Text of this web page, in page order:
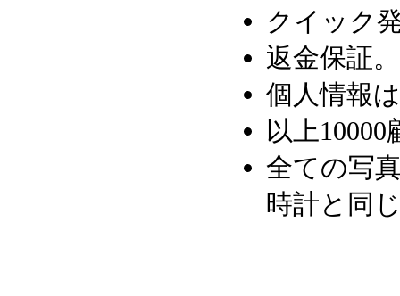
クイック
返金保証。
個人情報
以上
全ての写
時計と同